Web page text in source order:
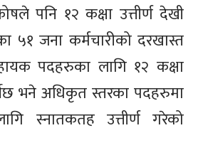
पनि १२ कक्षा उत्तीर्ण देखी
५१ जना कर्मचारीको दरखास्त
पदहरुका लागि १२ कक्षा
भने अधिकृत स्तरका पदहरुमा
स्नातकतह उत्तीर्ण गरेको